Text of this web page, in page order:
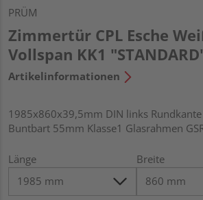
PRÜM
Zimmertür CPL Esche
Vollspan KK1
Artikelinformationen
1985x860x39,5mm DIN links
Buntbart 55mm Klasse1 Glasrahmen
Länge Breite